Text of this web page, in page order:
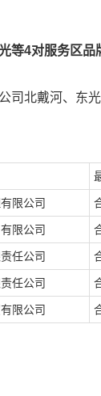
等4对服务区品
北戴河、东
限公司
限公司
任公司
任公司
限公司